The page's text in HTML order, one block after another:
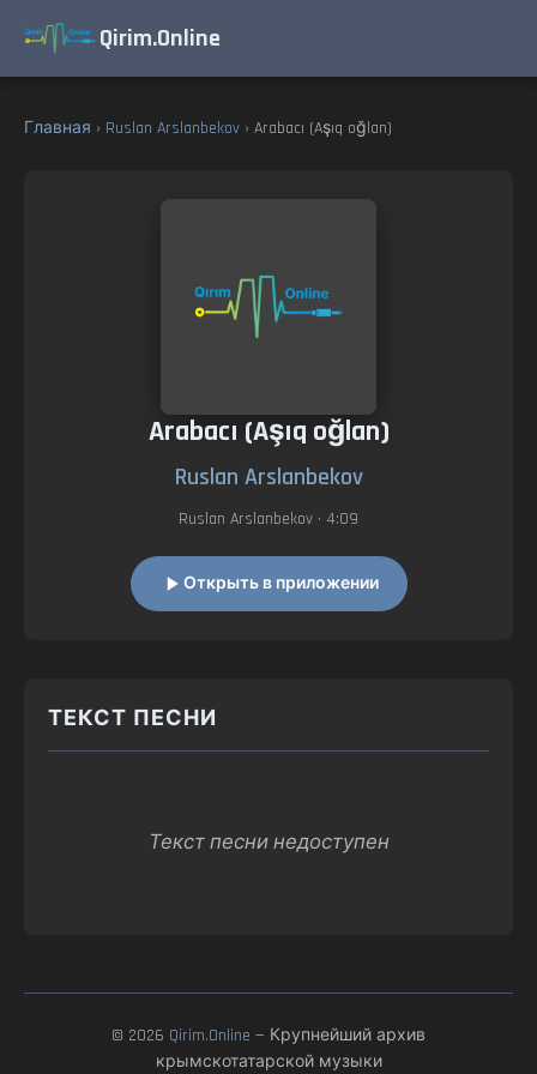
Qirim.Online
Главная › Ruslan Arslanbekov › Arabacı (Aşıq oğlan)
Arabacı (Aşıq oğlan)
Ruslan Arslanbekov
Ruslan Arslanbekov • 4:09
Открыть в приложении
ТЕКСТ ПЕСНИ
Текст песни недоступен
© 2026 Qirim.Online — Крупнейший архив
крымскотатарской музыки